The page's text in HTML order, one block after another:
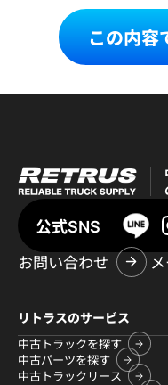
この内容
公式SNS
お問い合わせ
リトラスのサービス
中古トラックを探す
中古パーツを探す
中古トラックリース